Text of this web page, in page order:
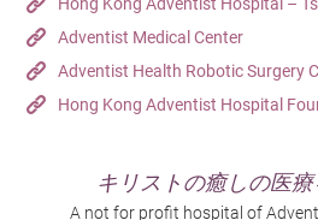
Adventist Medical Center
Adventist Health Robotic Surgery
Hong Kong Adventist Hospital
キリストの癒しの医
A not for profit hospital of